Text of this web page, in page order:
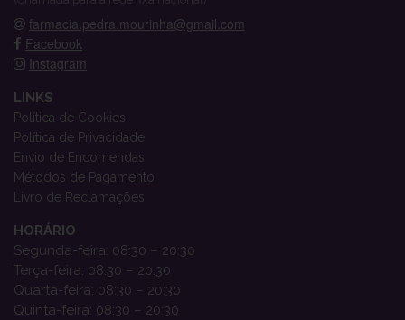
farmacia.pedra.mourinha@gmail.com
Facebook
Instagram
LINKS
Política de Cookies
Política de Privacidade
Envio de Encomendas
Métodos de Pagamento
Livro de Reclamações
HORÁRIO
Segunda-feira: 08:30 – 20:30
Terça-feira: 08:30 – 20:30
Quarta-feira: 08:30 – 20:30
Quinta-feira: 08:30 – 20:30